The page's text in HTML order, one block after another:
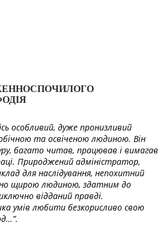
особливий, дуже пронизливий
та освіченою людиною. Він
багато читав, працював і вимагав
Природжений адміністратор,
для наслідування, непохитний
щирою людиною, здатним до
відданий правді.
умів любити безкорисливо свою